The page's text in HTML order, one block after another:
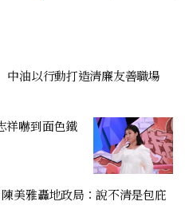
油以行動打造清廉友善職場
祥嚇到面色鐵
美雅轟地政局：說不清是包庇